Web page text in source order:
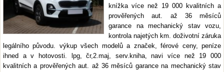
knížka více než 19 000 kvalitních a
prověřených aut. až 36 měsíců
garance na mechanický stav vozu,
kontrola najetých km. doživotní záruka
legálního původu. výkup všech modelů a značek, férové ceny, peníze
ihned a v hotovosti. lpg, čr,2.maj, serv.kniha, navi více než 19 000
kvalitních a prověřených aut. až 36 měsíců garance na mechanický stav